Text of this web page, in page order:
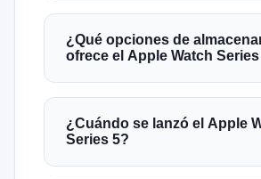
¿Qué opciones de
ofrece el Apple Watch Series
¿Cuándo se lanzó el Apple
Series 5?